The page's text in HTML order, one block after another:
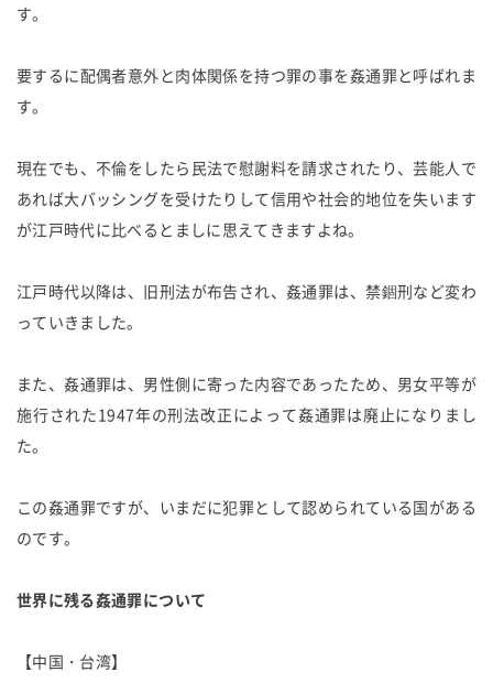
す。
要するに配偶者意外と肉体関係を持つ罪の事を姦通罪と呼ばれま
す。
現在でも、不倫をしたら民法で慰謝料を請求されたり、芸能人で
あれば大バッシングを受けたりして信用や社会的地位を失います
が江戸時代に比べるとましに思えてきますよね。
江戸時代以降は、旧刑法が布告され、姦通罪は、禁錮刑など変わ
っていきました。
また、姦通罪は、男性側に寄った内容であったため、男女平等が
施行された1947年の刑法改正によって姦通罪は廃止になりまし
た。
この姦通罪ですが、いまだに犯罪として認められている国がある
のです。
世界に残る姦通罪について
【中国・台湾】